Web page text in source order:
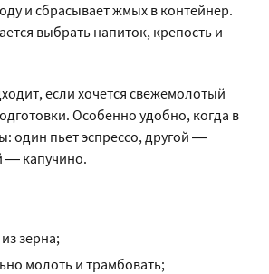
и сбрасывает жмых в контейнер.
выбрать напиток, крепость и
если хочется свежемолотый
Особенно удобно, когда в
один пьет эспрессо, другой —
— капучино.
зерна;
молоть и трамбовать;